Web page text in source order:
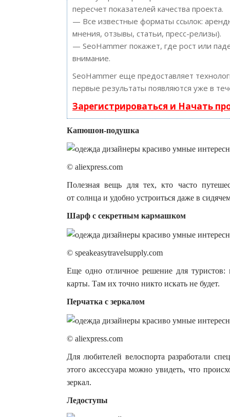
пересчет показателей качества проекта.
— Все известные форматы ссылок:
мнения, отзывы, статьи, пресс-релизы).
— SeoHammer покажет, где рост или
внимание.
SeoHammer еще предоставляет
первые результаты появляются уже в
Зарегистрироваться и Начать
Капюшон-подушка
© aliexpress.com
Полезная вещь для тех, кто часто
от солнца и удобно устроиться даже в
Шарф с секретным кармашком
© speakeasytravelsupply.com
Еще одно отличное решение для
карты. Там их точно никто искать не будет.
Перчатка с зеркалом
© aliexpress.com
Для любителей велоспорта разработали
этого аксессуара можно увидеть, что
зеркал.
Ледоступы